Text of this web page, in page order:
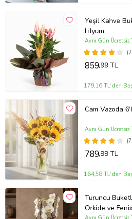
Yeşil Kahve
Lilyum
Aynı Gün Ücretsiz
859,99 TL
179,16 TL'den
Cam Vazoda
Aynı Gün Ücretsiz
789,99 TL
164,58 TL'den
Turuncu
Orkide ve Fenix